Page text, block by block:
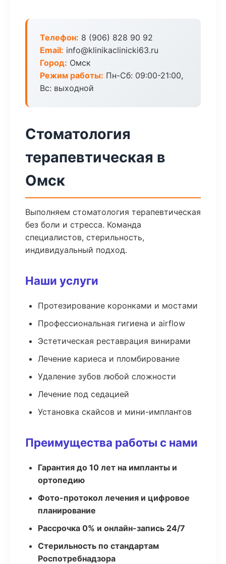
Телефон: 8 (906) 828 90 92
Email: info@klinikaclinicki63.ru
Город: Омск
Режим работы: Пн-Сб: 09:00-21:00,
Вс: выходной
Стоматология
терапевтическая в
Омск
Выполняем стоматология терапевтическая
без боли и стресса. Команда
специалистов, стерильность,
индивидуальный подход.
Наши услуги
Протезирование коронками и мостами
Профессиональная гигиена и airflow
Эстетическая реставрация винирами
Лечение кариеса и пломбирование
Удаление зубов любой сложности
Лечение под седацией
Установка скайсов и мини-имплантов
Преимущества работы с нами
Гарантия до 10 лет на импланты и
ортопедию
Фото-протокол лечения и цифровое
планирование
Рассрочка 0% и онлайн-запись 24/7
Стерильность по стандартам
Роспотребнадзора